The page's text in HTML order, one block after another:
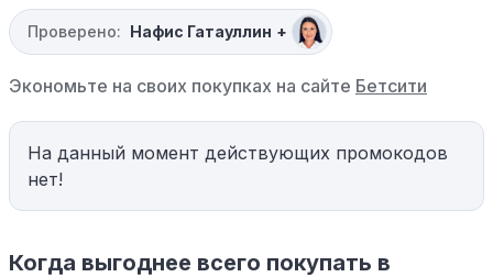
Проверено: Нафис Гатауллин +
Экономьте на своих покупках на сайте Бетсити
На данный момент действующих промокодов
нет!
Когда выгоднее всего покупать в